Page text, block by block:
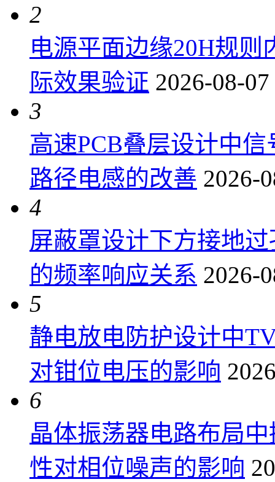
2
电源平面边缘20H规
际效果验证 2026-08-
3
高速PCB叠层设计中
路径电感的改善 2026-
4
屏蔽罩设计下方接地
的频率响应关系 2026-
5
静电放电防护设计中
对钳位电压的影响
6
晶体振荡器电路布局
性对相位噪声的影响